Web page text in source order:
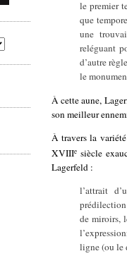
le premier
que
une
reléguant
d’autre
le
À cette aune,
son meilleur
À travers la
XVIIIesiècle
Lagerfeld :
l’attrait
de miroirs,
ligne (ou le